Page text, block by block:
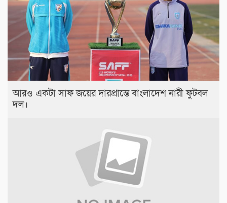
আরও একটা সাফ জয়ের দারপ্রান্তে বাংলাদেশ নারী ফুটবল
দল।